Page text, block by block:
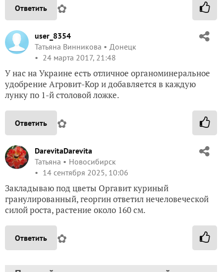
Ответить ✿
user_8354
Татьяна Винникова
Донецк
24 марта 2017, 21:48
У нас на Украине есть отличное органоминеральное
удобрение Агровит-Кор и добавляется в каждую
лунку по 1-й столовой ложке.
Ответить ✿
DarevitaDarevita
Татьяна
Новосибирск
14 сентября 2025, 10:06
Закладываю под цветы Оргавит куриный
гранулированный, георгин ответил нечеловеческой
силой роста, растение около 160 см.
Ответить ✿